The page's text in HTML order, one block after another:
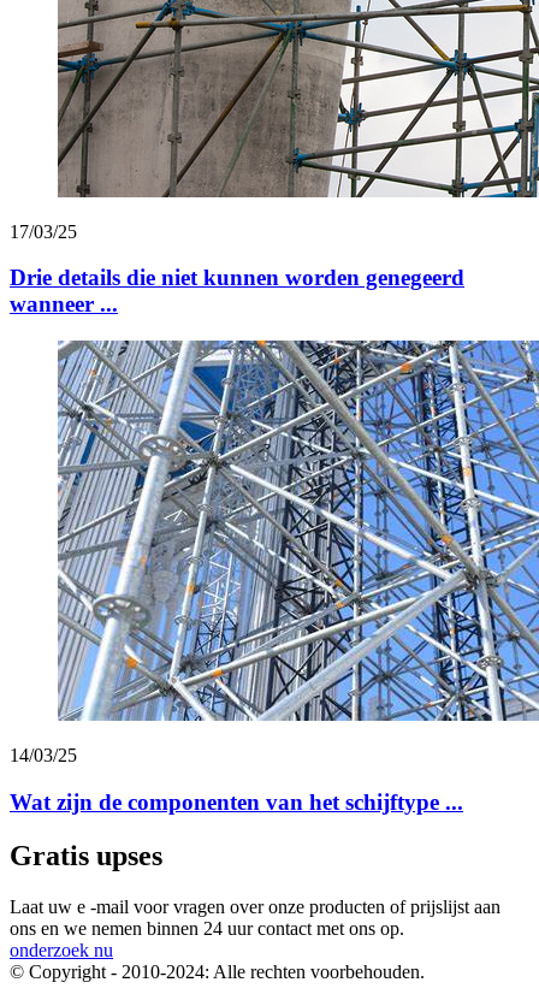
17/03/25
Drie details die niet kunnen worden genegeerd
wanneer ...
14/03/25
Wat zijn de componenten van het schijftype ...
Gratis upses
Laat uw e -mail voor vragen over onze producten of prijslijst aan
ons en we nemen binnen 24 uur contact met ons op.
onderzoek nu
© Copyright - 2010-2024: Alle rechten voorbehouden.